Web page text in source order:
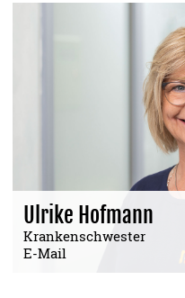
Ulrike Hofmann
Krankenschwester
E-Mail